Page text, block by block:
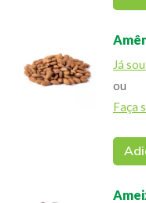
Já
ou
Faça